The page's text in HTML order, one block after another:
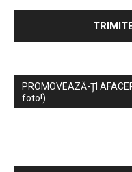
PROMOVEAZĂ-ȚI
foto!)